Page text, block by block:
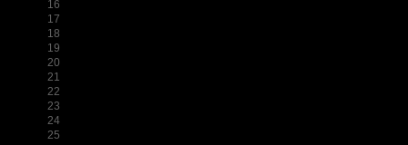
16
17
18
19
20
21
22
23
24
25